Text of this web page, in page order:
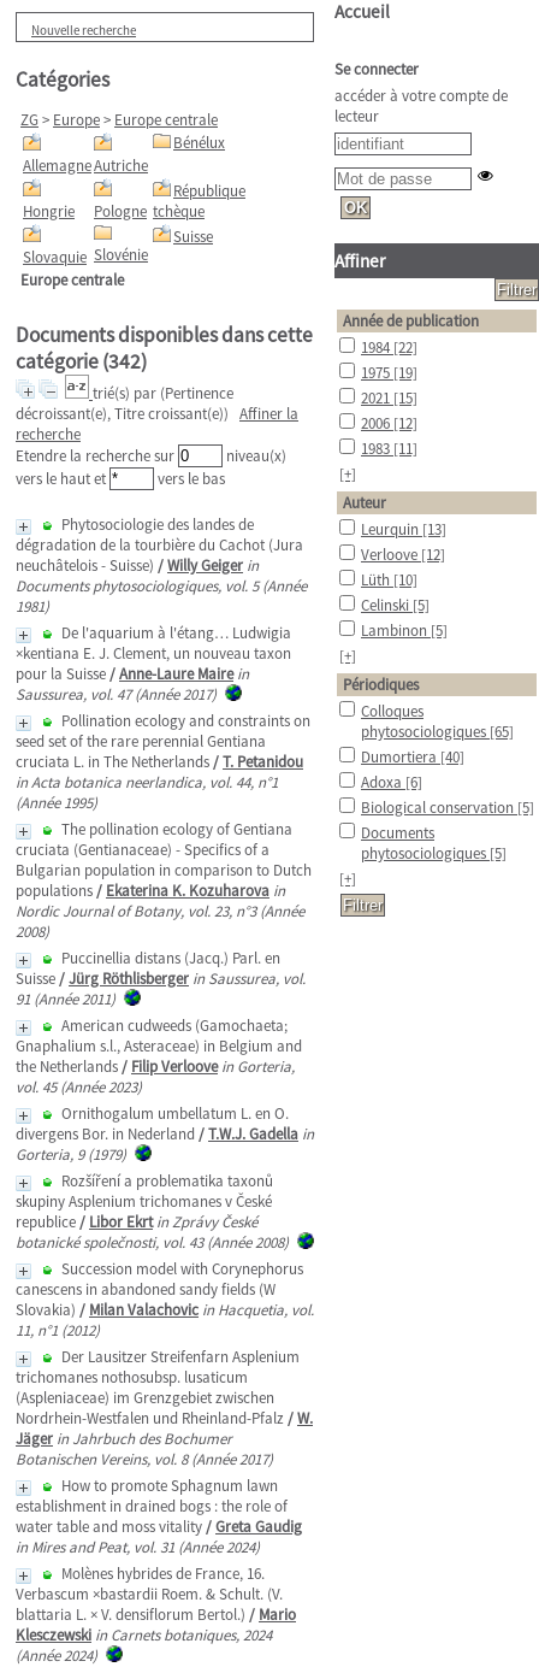
Nouvelle recherche
Catégories
ZG > Europe> Europe centrale
AllemagneAutriche
Bénélux
Hongrie Pologne
République
tchèque
Slovaquie Slovénie
Suisse
Europe centrale
Documents disponibles dans cette
catégorie (342)
trié(s) par (Pertinence
décroissant(e), Titre croissant(e)) Affiner la
recherche
Etendre la recherche sur
niveau(x)
vers le haut et
vers le bas
Phytosociologie des landes de
dégradation de la tourbière du Cachot (Jura
neuchâtelois - Suisse) /Willy Geiger in
Documents phytosociologiques, vol. 5 (Année
1981)
De l'aquarium à l'étang… Ludwigia
×kentiana E. J. Clement, un nouveau taxon
pour la Suisse/Anne-Laure Maire in
Saussurea, vol. 47 (Année 2017)
Pollination ecology and constraints on
seed set of the rare perennial Gentiana
cruciata L. in The Netherlands/T. Petanidou
in Acta botanica neerlandica, vol. 44, n°1
(Année 1995)
The pollination ecology of Gentiana
cruciata (Gentianaceae) - Specifics of a
Bulgarian population in comparison to Dutch
populations/ Ekaterina K. Kozuharova in
Nordic Journal of Botany, vol. 23, n°3 (Année
2008)
Puccinellia distans (Jacq.) Parl. en
Suisse/Jürg Röthlisberger in Saussurea, vol.
91 (Année 2011)
American cudweeds (Gamochaeta;
Gnaphalium s.l., Asteraceae) in Belgium and
the Netherlands/ Filip Verloove in Gorteria,
vol. 45 (Année 2023)
Ornithogalum umbellatum L. en O.
divergens Bor. in Nederland /T.W.J. Gadella in
Gorteria, 9 (1979)
Rozšíření a problematika taxonů
skupiny Asplenium trichomanes v České
republice/ Libor Ekrt in Zprávy České
botanické společnosti, vol. 43 (Année 2008)
Succession model with Corynephorus
canescens in abandoned sandy fields (W
Slovakia) / Milan Valachovic in Hacquetia, vol.
11, n°1 (2012)
Der Lausitzer Streifenfarn Asplenium
trichomanes nothosubsp. lusaticum
(Aspleniaceae) im Grenzgebiet zwischen
Nordrhein-Westfalen und Rheinland-Pfalz/W.
Jäger in Jahrbuch des Bochumer
Botanischen Vereins, vol. 8 (Année 2017)
How to promote Sphagnum lawn
establishment in drained bogs : the role of
water table and moss vitality/Greta Gaudig
in Mires and Peat, vol. 31 (Année 2024)
Molènes hybrides de France, 16.
Verbascum ×bastardii Roem. & Schult. (V.
blattaria L. × V. densiflorum Bertol.) / Mario
Klesczewski in Carnets botaniques, 2024
(Année 2024)
Accueil
Se connecter
accéder à votre compte de
lecteur
Affiner
Année de publication
1984 [22]
1975 [19]
2021 [15]
2006 [12]
1983 [11]
[+]
Auteur
Leurquin [13]
Verloove [12]
Lüth [10]
Celinski [5]
Lambinon [5]
[+]
Périodiques
Colloques
phytosociologiques [65]
Dumortiera [40]
Adoxa [6]
Biological conservation [5]
Documents
phytosociologiques [5]
[+]